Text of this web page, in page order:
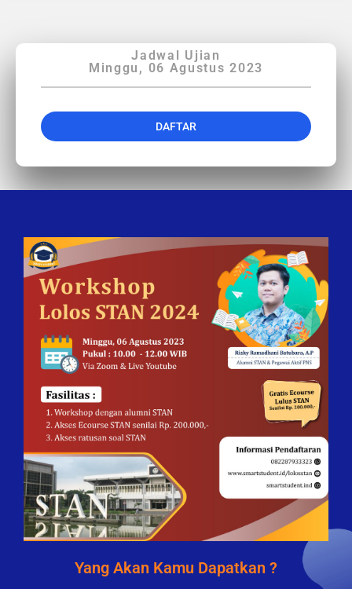
Jadwal Ujian
Minggu, 06 Agustus 2023
DAFTAR
Yang Akan Kamu Dapatkan ?